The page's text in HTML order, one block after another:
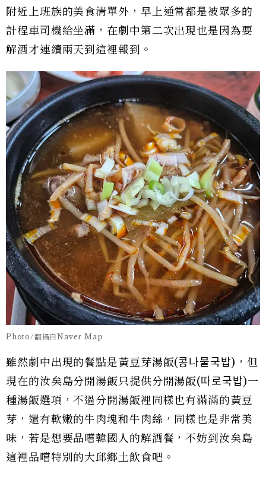
附近上班族的美食清單外，早上通常都是被眾多的
計程車司機給坐滿，在劇中第二次出現也是因為要
解酒才連續兩天到這裡報到。
Photo/翻攝自Naver Map
雖然劇中出現的餐點是黃豆芽湯飯(콩나물국밥)，但
現在的汝矣島分開湯飯只提供分開湯飯(따로국밥)一
種湯飯選項，不過分開湯飯裡同樣也有滿滿的黃豆
芽，還有軟嫩的牛肉塊和牛肉絲，同樣也是非常美
味，若是想要品嚐韓國人的解酒餐，不妨到汝矣島
這裡品嚐特別的大邱鄉土飲食吧。